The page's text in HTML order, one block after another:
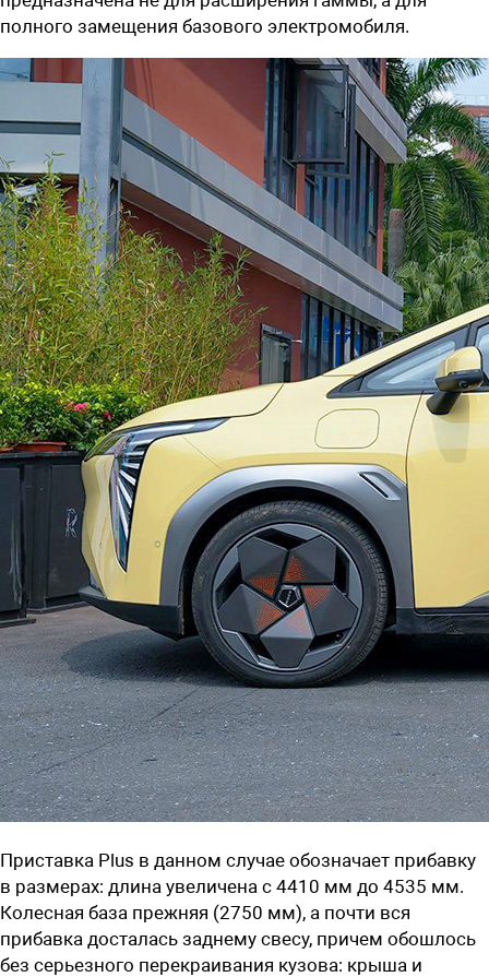
полного замещения базового электромобиля.
Приставка Plus в данном случае обозначает прибавку
в размерах: длина увеличена с 4410 мм до 4535 мм.
Колесная база прежняя (2750 мм), а почти вся
прибавка досталась заднему свесу, причем обошлось
без серьезного перекраивания кузова: крыша и